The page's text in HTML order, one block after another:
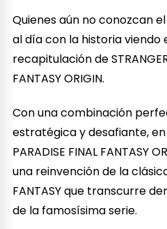
Quienes aún no conozcan
al día con la historia viendo
recapitulación de
FANTASY ORIGIN.
Con una combinación
estratégica y desafiante, en
PARADISE FINAL FANTASY
una reinvención de la
FANTASY que transcurre
de la famosísima serie.